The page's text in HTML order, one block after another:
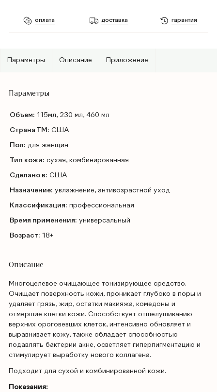
оплата доставка гарантия
Параметры Описание Приложение
Параметры
Объем: 115мл, 230 мл, 460 мл
Страна ТМ: США
Пол: для женщин
Тип кожи: сухая, комбинированная
Сделано в: США
Назначение: увлажнение, антивозрастной уход
Классификация: профессиональная
Время применения: универсальный
Возраст: 18+
Описание
Многоцелевое очищающее тонизирующее средство.
Очищает поверхность кожи, проникает глубоко в поры и
удаляет грязь, жир, остатки макияжа, комедоны и
отмершие клетки кожи. Способствует отшелушиванию
верхних ороговевших клеток, интенсивно обновляет и
выравнивает кожу, также обладает способностью
подавлять бактерии акне, осветляет гиперпигментацию и
стимулирует выработку нового коллагена.
Подходит для сухой и комбинированной кожи.
Показания: